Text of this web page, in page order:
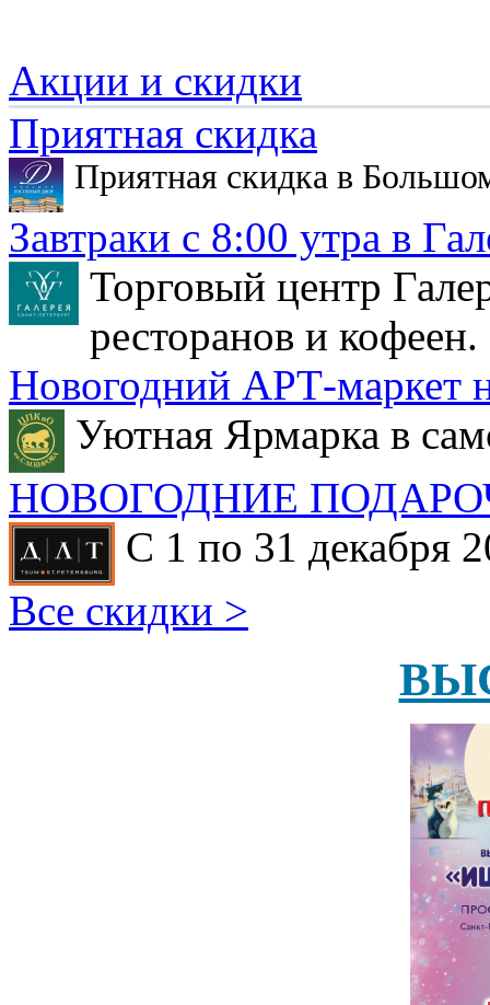
Акции и скидки
Приятная скидка
Приятная скидка в
Завтраки с 8:00 утра в
Торговый центр
ресторанов и кофеен.
Новогодний АРТ-маркет
Уютная Ярмарка в
НОВОГОДНИЕ
С 1 по 31 декабря
Все скидки >